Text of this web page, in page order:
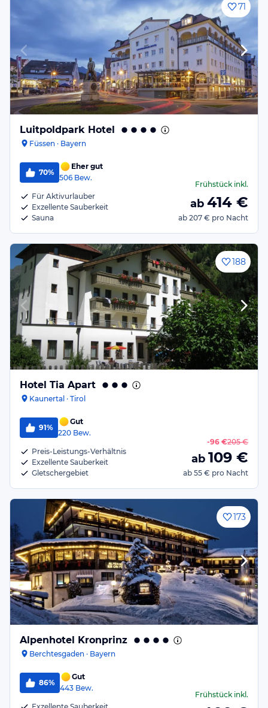
71
Luitpoldpark Hotel
Füssen · Bayern
70%
Eher gut
506 Bew.
Für Aktivurlauber
Exzellente Sauberkeit
Sauna
Frühstückinkl.
ab 414 €
ab 207 € pro Nacht
188
Hotel Tia Apart
Kaunertal · Tirol
91%
Gut
220 Bew.
Preis-Leistungs-Verhältnis
Exzellente Sauberkeit
Gletschergebiet
-96 €205 €
ab 109 €
ab 55 € pro Nacht
173
Alpenhotel Kronprinz
Berchtesgaden · Bayern
86%
Gut
443 Bew.
Frühstückinkl.